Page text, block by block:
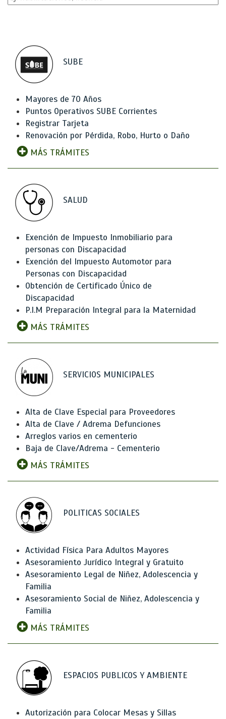
SUBE
Mayores de 70 Años
Puntos Operativos SUBE Corrientes
Registrar Tarjeta
Renovación por Pérdida, Robo, Hurto o Daño
MÁS TRÁMITES
SALUD
Exención de Impuesto Inmobiliario para
personas con Discapacidad
Exención del Impuesto Automotor para
Personas con Discapacidad
Obtención de Certificado Único de
Discapacidad
P.I.M Preparación Integral para la Maternidad
MÁS TRÁMITES
SERVICIOS MUNICIPALES
Alta de Clave Especial para Proveedores
Alta de Clave / Adrema Defunciones
Arreglos varios en cementerio
Baja de Clave/Adrema - Cementerio
MÁS TRÁMITES
POLITICAS SOCIALES
Actividad Física Para Adultos Mayores
Asesoramiento Jurídico Integral y Gratuito
Asesoramiento Legal de Niñez, Adolescencia y
Familia
Asesoramiento Social de Niñez, Adolescencia y
Familia
MÁS TRÁMITES
ESPACIOS PUBLICOS Y AMBIENTE
Autorización para Colocar Mesas y Sillas